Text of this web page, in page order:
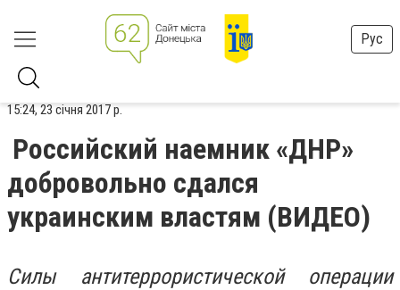
Рус
15:24, 23 січня 2017 р.
Российский наемник «ДНР»
добровольно сдался
украинским властям (ВИДЕО)
Силы антитеррористической операции